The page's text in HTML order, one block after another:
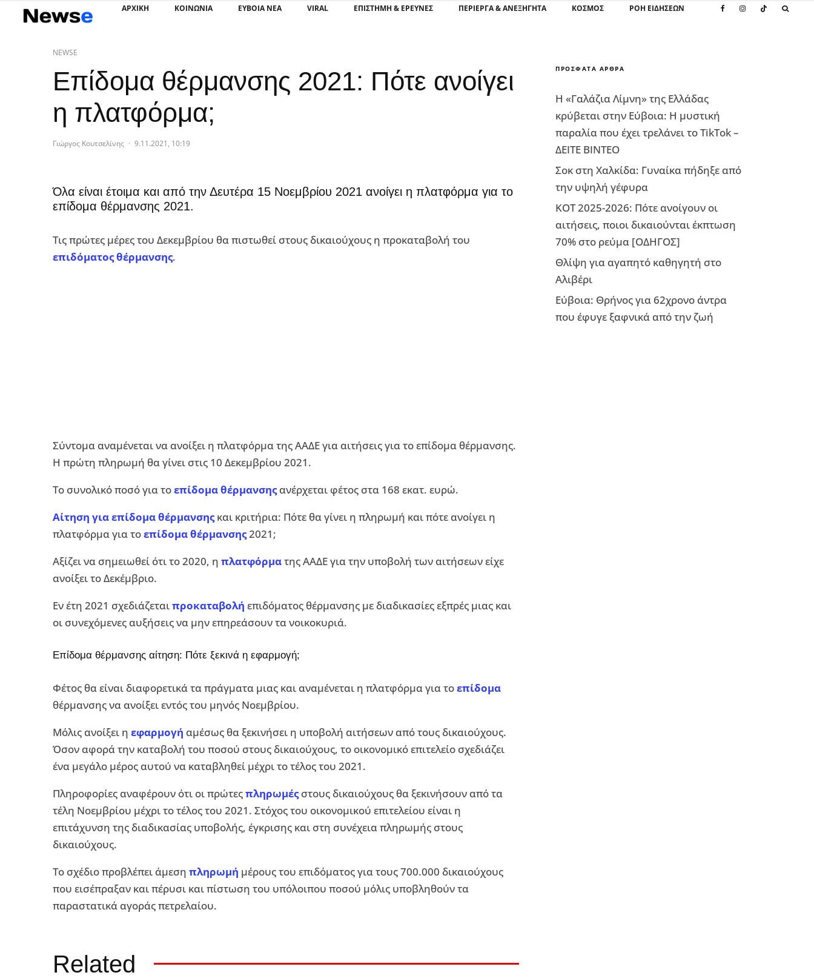
ΑΡΧΙΚΗ ΚΟΙΝΩΝΙΑ ΕΥΒΟΙΑ ΝΕΑ VIRAL ΕΠΙΣΤΉΜΗ & ΈΡΕΥΝΕΣ ΠΕΡΊΕΡΓΑ & ΑΝΕΞΉΓΗΤΑ ΚΌΣΜΟΣ ΡΟΗ ΕΙΔΗΣΕΩΝ
NEWSE
Επίδομα θέρμανσης 2021: Πότε ανοίγει
η πλατφόρμα;
Γιώργος Κουτσελίνης · 9.11.2021, 10:19
Όλα είναι έτοιμα και από την Δευτέρα 15 Νοεμβρίου 2021 ανοίγει η πλατφόρμα για το
επίδομα θέρμανσης 2021.
Τις πρώτες μέρες του Δεκεμβρίου θα πιστωθεί στους δικαιούχους η προκαταβολή του
επιδόματος θέρμανσης.
Σύντομα αναμένεται να ανοίξει η πλατφόρμα της ΑΑΔΕ για αιτήσεις για το επίδομα θέρμανσης.
Η πρώτη πληρωμή θα γίνει στις 10 Δεκεμβρίου 2021.
Το συνολικό ποσό για τοεπίδομα θέρμανσηςανέρχεται φέτος στα 168 εκατ. ευρώ.
Αίτηση για επίδομα θέρμανσηςκαι κριτήρια: Πότε θα γίνει η πληρωμή και πότε ανοίγει η
πλατφόρμα για τοεπίδομα θέρμανσης2021;
Αξίζει να σημειωθεί ότι το 2020, η πλατφόρματης ΑΑΔΕ για την υποβολή των αιτήσεων είχε
ανοίξει το Δεκέμβριο.
Εν έτη 2021 σχεδιάζεταιπροκαταβολή επιδόματος θέρμανσης με διαδικασίες εξπρές μιας και
οι συνεχόμενες αυξήσεις να μην επηρεάσουν τα νοικοκυριά.
Επίδομα θέρμανσης αίτηση: Πότε ξεκινά η εφαρμογή;
Φέτος θα είναι διαφορετικά τα πράγματα μιας και αναμένεται η πλατφόρμα για τοεπίδομα
θέρμανσης να ανοίξει εντός του μηνός Νοεμβρίου.
Μόλις ανοίξει η εφαρμογή αμέσως θα ξεκινήσει η υποβολή αιτήσεων από τους δικαιούχους.
Όσον αφορά την καταβολή του ποσού στους δικαιούχους, το οικονομικό επιτελείο σχεδιάζει
ένα μεγάλο μέρος αυτού να καταβληθεί μέχρι το τέλος του 2021.
Πληροφορίες αναφέρουν ότι οι πρώτεςπληρωμέςστους δικαιούχους θα ξεκινήσουν από τα
τέλη Νοεμβρίου μέχρι το τέλος του 2021. Στόχος του οικονομικού επιτελείου είναι η
επιτάχυνση της διαδικασίας υποβολής, έγκρισης και στη συνέχεια πληρωμής στους
δικαιούχους.
Το σχέδιο προβλέπει άμεση πληρωμή μέρους του επιδόματος για τους 700.000 δικαιούχους
που εισέπραξαν και πέρυσι και πίστωση του υπόλοιπου ποσού μόλις υποβληθούν τα
παραστατικά αγοράς πετρελαίου.
Related
ΠΡΌΣΦΑΤΑ ΆΡΘΡΑ
Η «Γαλάζια Λίμνη» της Ελλάδας
κρύβεται στην Εύβοια: Η μυστική
παραλία που έχει τρελάνει το TikTok –
ΔΕΙΤΕ ΒΙΝΤΕΟ
Σοκ στη Χαλκίδα: Γυναίκα πήδηξε από
την υψηλή γέφυρα
ΚΟΤ 2025-2026: Πότε ανοίγουν οι
αιτήσεις, ποιοι δικαιούνται έκπτωση
70% στο ρεύμα [ΟΔΗΓΟΣ]
Θλίψη για αγαπητό καθηγητή στο
Αλιβέρι
Εύβοια: Θρήνος για 62χρονο άντρα
που έφυγε ξαφνικά από την ζωή